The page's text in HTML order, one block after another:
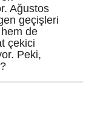
Ağustos
geçişleri
de
çekici
Peki,